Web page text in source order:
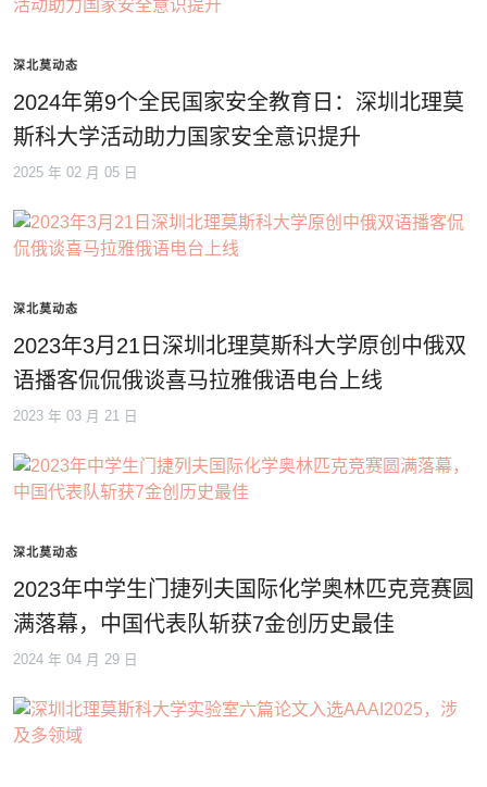
深北莫动态
2024年第9个全民国家安全教育日：深圳北理莫
斯科大学活动助力国家安全意识提升
2025 年 02 月 05 日
深北莫动态
2023年3月21日深圳北理莫斯科大学原创中俄双
语播客侃侃俄谈喜马拉雅俄语电台上线
2023 年 03 月 21 日
深北莫动态
2023年中学生门捷列夫国际化学奥林匹克竞赛圆
满落幕，中国代表队斩获7金创历史最佳
2024 年 04 月 29 日